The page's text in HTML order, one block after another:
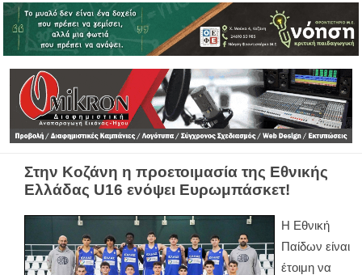
Στην Κοζάνη η προετοιμασία της Εθνικής
Ελλάδας U16 ενόψει Ευρωμπάσκετ!
Η Εθνική
Παίδων είναι
έτοιμη να